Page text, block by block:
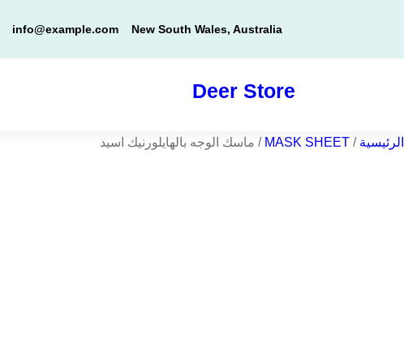
المحتوى
New South Wales, Australia
info@example.com
Deer Store
الرئيسية /
MASK SHEET / ماسك الوجه بالهايلورنيك اسيد